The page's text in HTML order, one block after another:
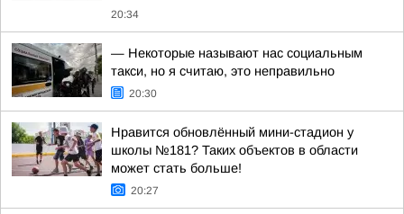
20:34
— Некоторые называют нас социальным
такси, но я считаю, это неправильно
20:30
Нравится обновлённый мини-стадион у
школы №181? Таких объектов в области
может стать больше!
20:27